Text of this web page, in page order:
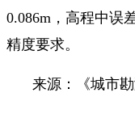
0.086m ，高程中误
精度要求。
来源：《城市勘